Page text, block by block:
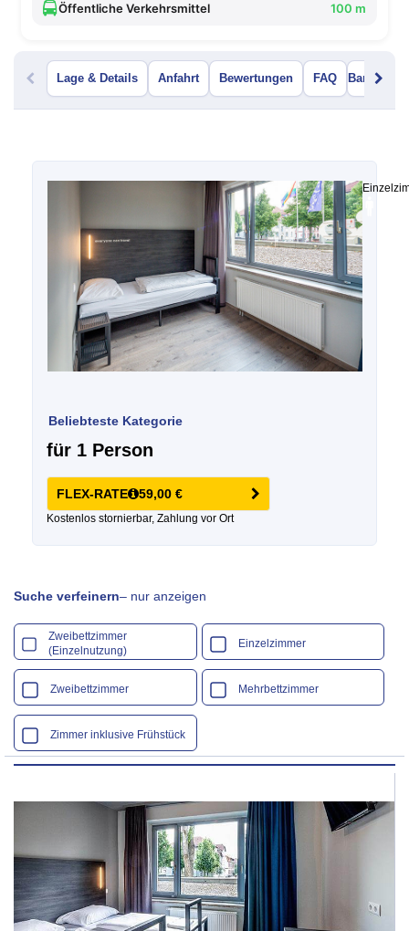
Öffentliche Verkehrsmittel 100 m
Lage & Details Anfahrt Bewertungen FAQ Bar Menü
Beliebteste Kategorie
für 1 Person
FLEX-RATE 59,00 €
Kostenlos stornierbar, Zahlung vor Ort
Suche verfeinern– nur anzeigen
Zweibettzimmer
(Einzelnutzung)
Einzelzimmer
Zweibettzimmer Mehrbettzimmer
Zimmer inklusive Frühstück